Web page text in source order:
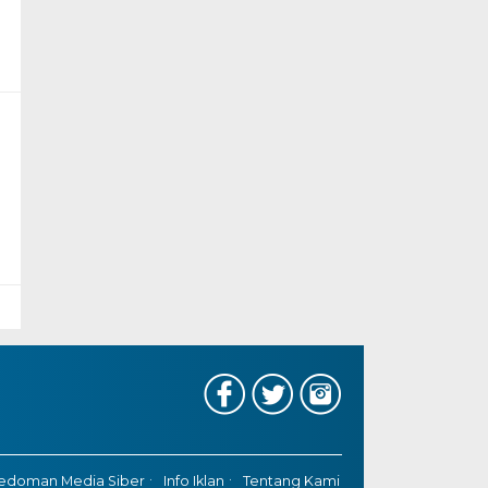
Media Siber Info Iklan Tentang Kami